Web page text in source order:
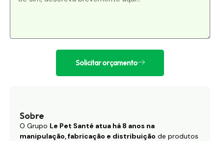
Sobre
O Grupo Le Pet Santé atua há 8 anos na
manipulação, fabricação e distribuição de produtos
Solicitar orçamento